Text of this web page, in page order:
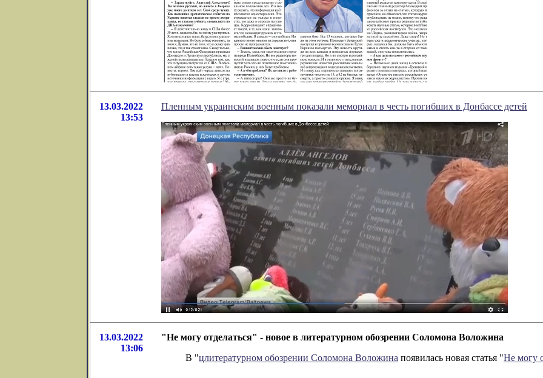
13.03.2022
13:53
Пленным украинским военным показали мемориал в честь погибших в Донбассе детей
13.03.2022
13:06
"Не могу отделаться" - новое в литературном обозрении Соломона Воложина
В "цлитературном обозрении Соломона Воложина появилась новая статья "Не могу